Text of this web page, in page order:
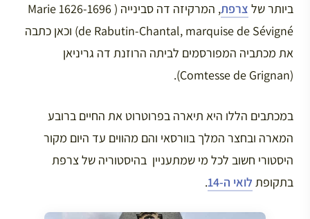
ביותר של צרפת
, המרקיזה דה סבינייה ( 1626-1696 Marie
de Rabutin-Chantal, marquise de Sévigné) וכאן כתבה
את מכתביה המפורסמים לביתה הרוזנת דה גריניאן
(Comtesse de Grignan).
במכתבים הללו היא תיארה בפרוטרוט את החיים ברובע
המארה ובחצר המלך בוורסאי והם מהווים עד היום מקור
היסטורי חשוב לכל מי שמתעניין בהיסטוריה של צרפת
בתקופת לואי ה-14 .